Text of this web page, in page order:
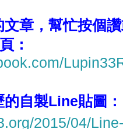
章，幫忙按個
：
自製Line貼圖：
2015/04/